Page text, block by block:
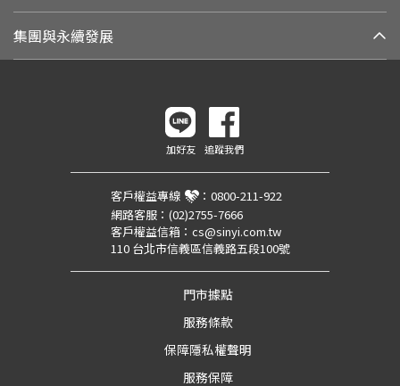
集團與永續發展
加好友 追蹤我們
客戶權益專線 ： 0800-211-922
網路客服： (02)2755-7666
客戶權益信箱： cs@sinyi.com.tw
110 台北市信義區信義路五段100號
門市據點
服務條款
保障隱私權聲明
服務保障